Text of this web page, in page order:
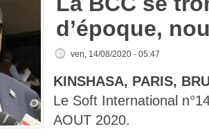
d’époque,
ven, 14/08/2020 - 05:47
KINSHASA, PARIS,
Le Soft International
AOUT 2020.